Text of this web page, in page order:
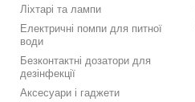
Ліхтарі та лампи
Електричні помпи для питної
води
Безконтактні дозатори для
дезінфекції
Аксесуари і гаджети